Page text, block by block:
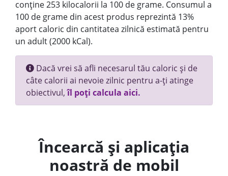
conține 253 kilocalorii la 100 de grame. Consumul a
100 de grame din acest produs reprezintă 13%
aport caloric din cantitatea zilnică estimată pentru
un adult (2000 kCal).
Dacă vrei să afli necesarul tău caloric și de
câte calorii ai nevoie zilnic pentru a-ți atinge
obiectivul,îl poți calcula aici.
Încearcă și aplicația
noastră de mobil